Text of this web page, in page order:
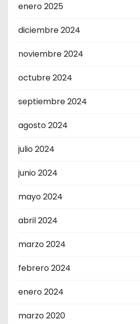
enero 2025
diciembre 2024
noviembre 2024
octubre 2024
septiembre 2024
agosto 2024
julio 2024
junio 2024
mayo 2024
abril 2024
marzo 2024
febrero 2024
enero 2024
marzo 2020